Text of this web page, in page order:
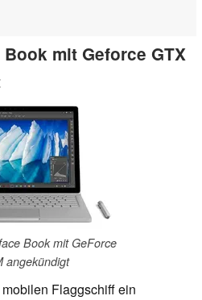
mit Geforce GTX
Book mit GeForce
angekündigt
Flaggschiff ein